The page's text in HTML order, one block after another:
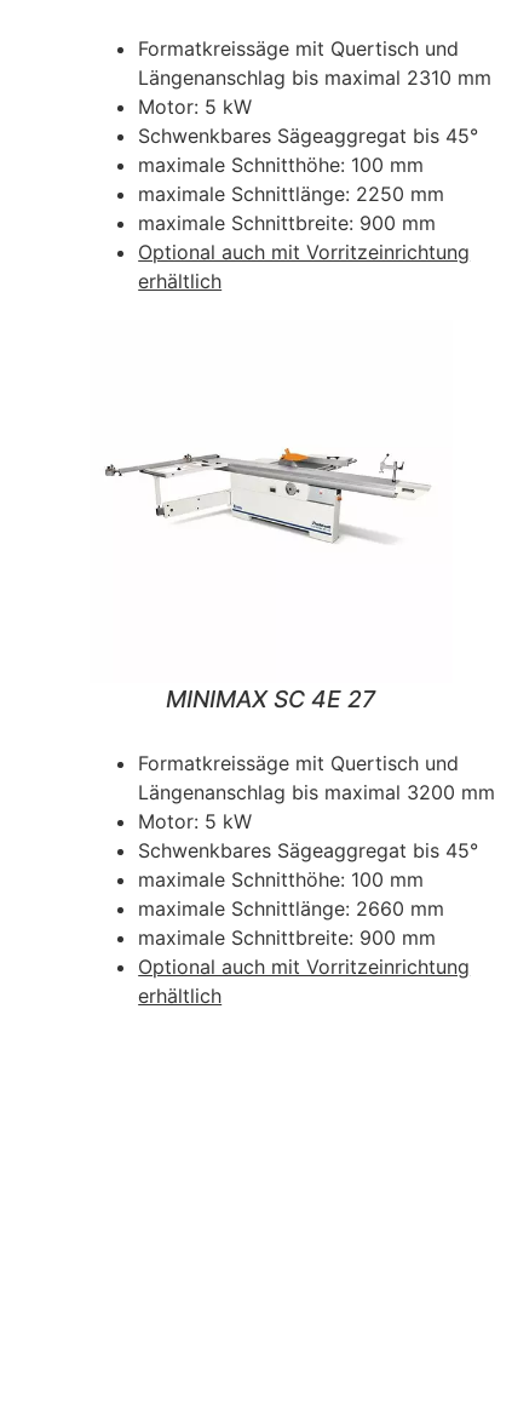
Formatkreissäge mit Quertisch und
Längenanschlag bis maximal 2310 mm
Motor: 5 kW
Schwenkbares Sägeaggregat bis 45°
maximale Schnitthöhe: 100 mm
maximale Schnittlänge: 2250 mm
maximale Schnittbreite: 900 mm
Optional auch mit Vorritzeinrichtung
erhältlich
MINIMAX SC 4E 27
Formatkreissäge mit Quertisch und
Längenanschlag bis maximal 3200 mm
Motor: 5 kW
Schwenkbares Sägeaggregat bis 45°
maximale Schnitthöhe: 100 mm
maximale Schnittlänge: 2660 mm
maximale Schnittbreite: 900 mm
Optional auch mit Vorritzeinrichtung
erhältlich